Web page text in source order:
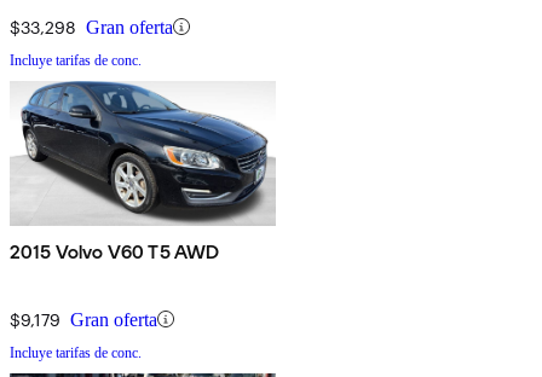
$33,298 Gran oferta
Incluye tarifas de conc.
2015 Volvo V60 T5 AWD
$9,179 Gran oferta
Incluye tarifas de conc.